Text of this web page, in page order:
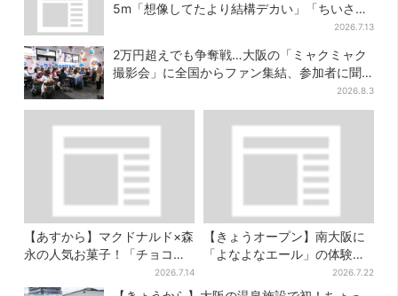
5m「想像してたより結構デカい」「ちいさ…
2026.7.13
2万円超えでも争奪戦…大阪の「ミャクミャク
撮影会」に全国からファン集結、参加者に聞
2026.8.3
【あすから】マクドナルド×森
永の人気お菓子！「チョコボ
ール」「ミルクキャラメル」
があのスイーツに変身…6年ぶ
2026.7.14
【きょうオープン】南大阪に
「よなよなエール」の体験型
ブルワリー、できたてビール
の試飲や醸造所見学も
2026.7.22